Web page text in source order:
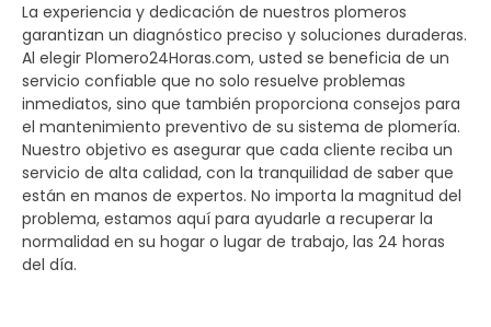
La experiencia y dedicación de nuestros plomeros
garantizan un diagnóstico preciso y soluciones duraderas.
Al elegir Plomero24Horas.com, usted se beneficia de un
servicio confiable que no solo resuelve problemas
inmediatos, sino que también proporciona consejos para
el mantenimiento preventivo de su sistema de plomería.
Nuestro objetivo es asegurar que cada cliente reciba un
servicio de alta calidad, con la tranquilidad de saber que
están en manos de expertos. No importa la magnitud del
problema, estamos aquí para ayudarle a recuperar la
normalidad en su hogar o lugar de trabajo, las 24 horas
del día.